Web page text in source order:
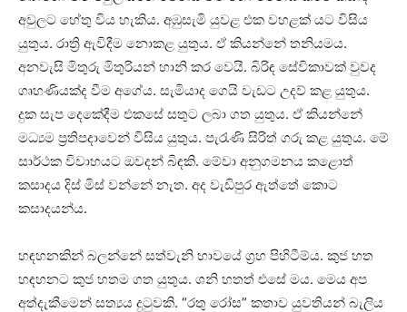
අවුලට හේතු විය හැකිය. අඹුසැමි යුවළ එක වහළක්‌ යට විසිය
යුතුය. රාත්‍රි ඇවිදීම නොකළ යුතුය. ඒ කියන්නේ තනියමය.
අනවැසි මිතුරු මිතුරියන් හානි කර වෙයි. බිරිඳ සේවිකාවක්‌ වුවද
ගෘහණියක්‌ද වීම අගේය. සැමියාද ගෙයි වැඩට උදව් කළ යුතුය.
දුක සැප දෙකේදීම එකසේ සතුට ලබා ගත යුතුය. ඒ කියන්නේ
මධ්‍යම ප්‍රතිපදාවෙන් විසිය යුතුය. පැරැණි සිරිත් ගරු කළ යුතුය. මේ
සාර්ථක විවාහයට ඔවදන් බිඳකි. මේවා අනුගමනය කළොත්
කසාදය දිස්‌ මිස්‌ වන්නේ නැත. අද වැඩිපුර ඇත්තේ කොට
කසාදයන්ය.
හඳහනකින් බලන්නේ සත්වැනි භාවයේ ග්‍රහ පිහිටීම්ය. කුජ හත
හඳහනට කුජ හතම ගත යුතුය. ශනි හතත් එසේ මය. මෙය අප
අත්දැකීමෙන් සත්‍යය දුටුවකි. “රතු රෝස” කතාව යුවතියන් බැලිය